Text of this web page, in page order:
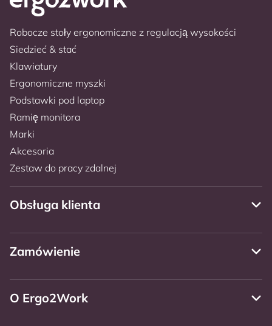
Robocze stoły ergonomiczne z regulacją wysokości
Siedzieć & stać
Klawiatury
Ergonomiczne myszki
Podstawki pod laptop
Ramię monitora
Marki
Akcesoria
Zestaw do pracy zdalnej
Obsługa klienta
Zamówienie
O Ergo2Work